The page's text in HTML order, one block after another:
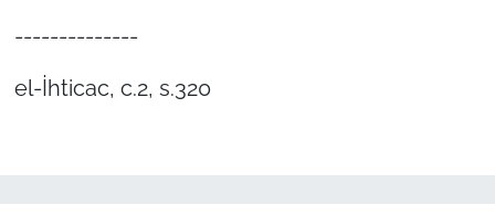
--------------
el-İhticac, c.2, s.320